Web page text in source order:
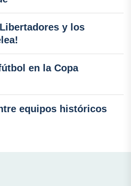
y los
en la Copa
equipos históricos